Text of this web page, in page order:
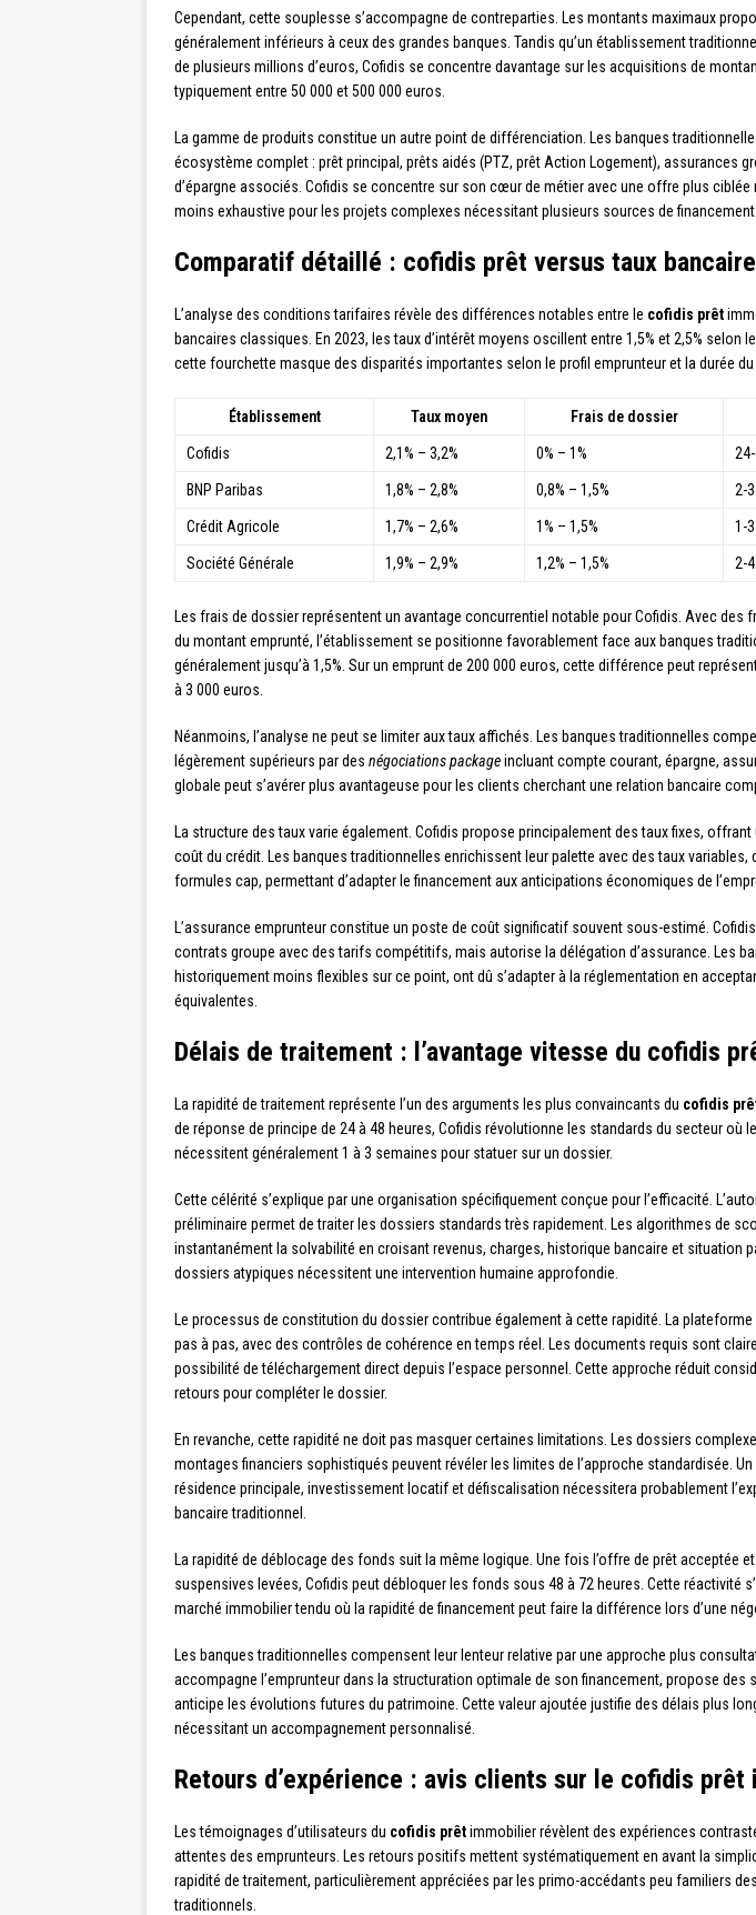
Cependant, cette souplesse s’accompagne de contreparties. Les montants maximaux
généralement inférieurs à ceux des grandes banques. Tandis qu’un établissement
de plusieurs millions d’euros, Cofidis se concentre davantage sur les acquisitions de
typiquement entre 50 000 et 500 000 euros.
La gamme de produits constitue un autre point de différenciation. Les banques
écosystème complet : prêt principal, prêts aidés (PTZ, prêt Action Logement), assurances
d’épargne associés. Cofidis se concentre sur son cœur de métier avec une offre plus
moins exhaustive pour les projets complexes nécessitant plusieurs sources de financement.
Comparatif détaillé : cofidis prêt versus taux
L’analyse des conditions tarifaires révèle des différences notables entre le cofidis prêt
bancaires classiques. En 2023, les taux d’intérêt moyens oscillent entre 1,5% et 2,5% selon
cette fourchette masque des disparités importantes selon le profil emprunteur et la durée du
Établissement Taux moyen Frais de dossier
Cofidis 2,1% – 3,2% 0% – 1%
BNP Paribas 1,8% – 2,8% 0,8% – 1,5% 2-
Crédit Agricole 1,7% – 2,6% 1% – 1,5% 1-
Société Générale 1,9% – 2,9% 1,2% – 1,5% 2-
Les frais de dossier représentent un avantage concurrentiel notable pour Cofidis. Avec des
du montant emprunté, l’établissement se positionne favorablement face aux banques
généralement jusqu’à 1,5%. Sur un emprunt de 200 000 euros, cette différence peut
à 3 000 euros.
Néanmoins, l’analyse ne peut se limiter aux taux affichés. Les banques traditionnelles
légèrement supérieurs par des négociations packageincluant compte courant, épargne,
globale peut s’avérer plus avantageuse pour les clients cherchant une relation bancaire
La structure des taux varie également. Cofidis propose principalement des taux fixes,
coût du crédit. Les banques traditionnelles enrichissent leur palette avec des taux variables,
formules cap, permettant d’adapter le financement aux anticipations économiques de
L’assurance emprunteur constitue un poste de coût significatif souvent sous-estimé.
contrats groupe avec des tarifs compétitifs, mais autorise la délégation d’assurance. Les
historiquement moins flexibles sur ce point, ont dû s’adapter à la réglementation en
équivalentes.
Délais de traitement : l’avantage vitesse du cofidis
La rapidité de traitement représente l’un des arguments les plus convaincants du cofidis
de réponse de principe de 24 à 48 heures, Cofidis révolutionne les standards du secteur où
nécessitent généralement 1 à 3 semaines pour statuer sur un dossier.
Cette célérité s’explique par une organisation spécifiquement conçue pour l’efficacité.
préliminaire permet de traiter les dossiers standards très rapidement. Les algorithmes de
instantanément la solvabilité en croisant revenus, charges, historique bancaire et situation
dossiers atypiques nécessitent une intervention humaine approfondie.
Le processus de constitution du dossier contribue également à cette rapidité. La plateforme
pas à pas, avec des contrôles de cohérence en temps réel. Les documents requis sont
possibilité de téléchargement direct depuis l’espace personnel. Cette approche réduit
retours pour compléter le dossier.
En revanche, cette rapidité ne doit pas masquer certaines limitations. Les dossiers
montages financiers sophistiqués peuvent révéler les limites de l’approche standardisée.
résidence principale, investissement locatif et défiscalisation nécessitera probablement
bancaire traditionnel.
La rapidité de déblocage des fonds suit la même logique. Une fois l’offre de prêt acceptée
suspensives levées, Cofidis peut débloquer les fonds sous 48 à 72 heures. Cette réactivité
marché immobilier tendu où la rapidité de financement peut faire la différence lors d’une
Les banques traditionnelles compensent leur lenteur relative par une approche plus
accompagne l’emprunteur dans la structuration optimale de son financement, propose des
anticipe les évolutions futures du patrimoine. Cette valeur ajoutée justifie des délais plus
nécessitant un accompagnement personnalisé.
Retours d’expérience : avis clients sur le cofidis prêt
Les témoignages d’utilisateurs du cofidis prêtimmobilier révèlent des expériences
attentes des emprunteurs. Les retours positifs mettent systématiquement en avant la
rapidité de traitement, particulièrement appréciées par les primo-accédants peu familiers
traditionnels.